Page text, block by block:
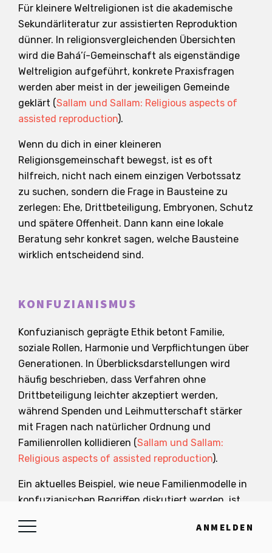
ANMELDEN
Für kleinere Weltreligionen ist die akademische
Sekundärliteratur zur assistierten Reproduktion
dünner. In religionsvergleichenden Übersichten
wird die Bahá’í-Gemeinschaft als eigenständige
Weltreligion aufgeführt, konkrete Praxisfragen
werden aber meist in der jeweiligen Gemeinde
geklärt (Sallam und Sallam: Religious aspects of
assisted reproduction).
Wenn du dich in einer kleineren
Religionsgemeinschaft bewegst, ist es oft
hilfreich, nicht nach einem einzigen Verbotssatz
zu suchen, sondern die Frage in Bausteine zu
zerlegen: Ehe, Drittbeteiligung, Embryonen, Schutz
und spätere Offenheit. Dann kann eine lokale
Beratung sehr konkret sagen, welche Bausteine
wirklich entscheidend sind.
KONFUZIANISMUS
Konfuzianisch geprägte Ethik betont Familie,
soziale Rollen, Harmonie und Verpflichtungen über
Generationen. In Überblicksdarstellungen wird
häufig beschrieben, dass Verfahren ohne
Drittbeteiligung leichter akzeptiert werden,
während Spenden und Leihmutterschaft stärker
mit Fragen nach natürlicher Ordnung und
Familienrollen kollidieren (Sallam und Sallam:
Religious aspects of assisted reproduction).
Ein aktuelles Beispiel, wie neue Familienmodelle in
konfuzianischen Begriffen diskutiert werden, ist
entlang von Natürlichkeit, kindlicher Pflicht und